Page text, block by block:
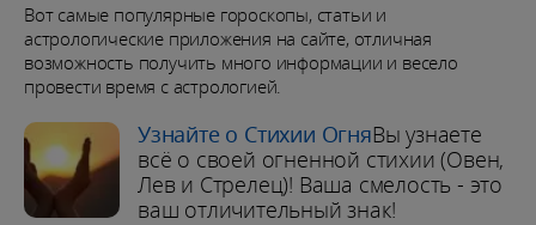
Вот самые популярные гороскопы, статьи и
астрологические приложения на сайте, отличная
возможность получить много информации и весело
провести время с астрологией.
Узнайте о Стихии ОгняВы узнаете
всё о своей огненной стихии (Овен,
Лев и Стрелец)! Ваша смелость - это
ваш отличительный знак!